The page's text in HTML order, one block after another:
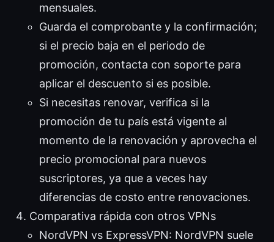
mensuales.
Guarda el comprobante y la confirmación;
si el precio baja en el periodo de
promoción, contacta con soporte para
aplicar el descuento si es posible.
Si necesitas renovar, verifica si la
promoción de tu país está vigente al
momento de la renovación y aprovecha el
precio promocional para nuevos
suscriptores, ya que a veces hay
diferencias de costo entre renovaciones.
Comparativa rápida con otros VPNs
NordVPN vs ExpressVPN: NordVPN suele